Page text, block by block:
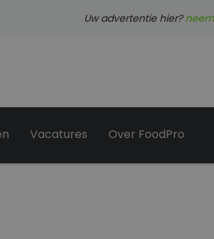
Uw advertentie hier?
Vacatures Over FoodPro